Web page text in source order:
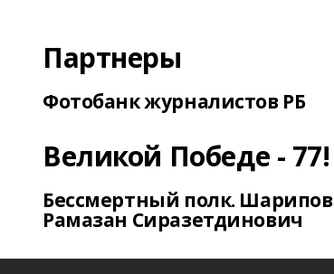
Партнеры
Фотобанк журналистов РБ
Великой Победе - 77!
Бессмертный полк. Шарипов
Рамазан Сиразетдинович